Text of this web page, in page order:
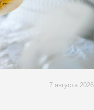
7 августа 2026